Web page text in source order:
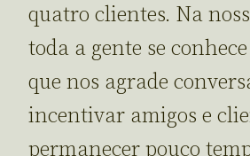
quatro clientes. Na
toda a gente se
que nos agrade
incentivar amigos e
permanecer pouco